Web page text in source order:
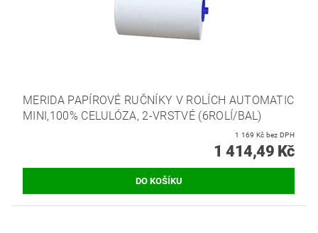
MERIDA PAPÍROVÉ RUČNÍKY V ROLÍCH AUTOMATIC
MINI,100% CELULÓZA, 2-VRSTVÉ (6ROLÍ/BAL)
1 169 Kč bez DPH
1 414,49 Kč